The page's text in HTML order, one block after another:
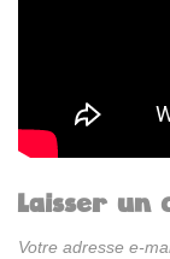
Laisser un
Votre adresse e-